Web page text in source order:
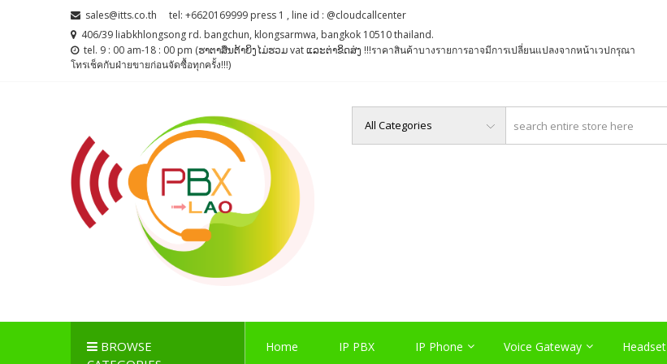
sales@itts.co.th
tel: +6620169999 press 1 , line id : @cloudcallcenter
406/39 liabkhlongsong rd. bangchun, klongsarmwa, bangkok 10510 thailand.
tel. 9 : 00 am-18 : 00 pm (ຮາຕາສຶນຕ້າຍິງໄມ່ຮວມ vat ແລະຕ່າຂິດສ່ງ !!!ราคาสินค้าบางรายการอาจมีการเปลี่ยนแปลงจากหน้าเวปกรุณา
โทรเช็คกับฝ่ายขายก่อนจัดซื้อทุกครั้ง!!!)
BROWSE
Home IP PBX IP Phone Voice Gateway Headset